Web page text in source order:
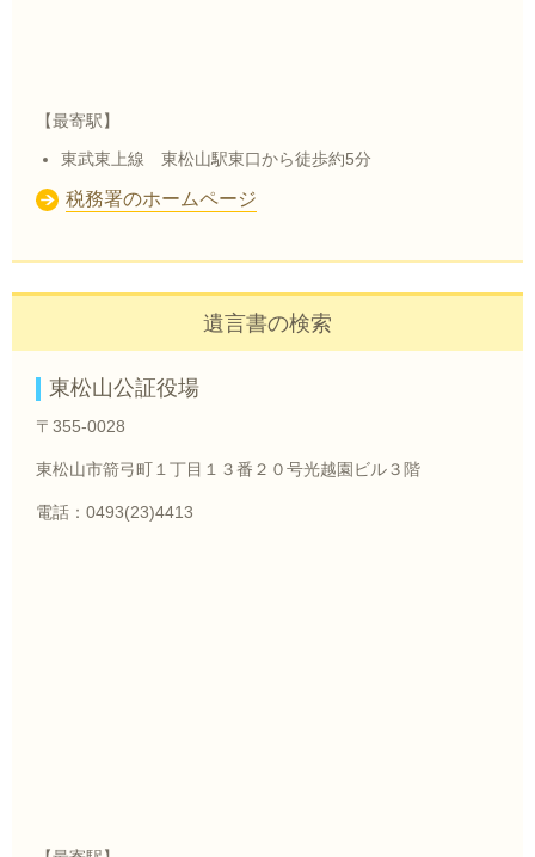
【最寄駅】
東武東上線 東松山駅東口から徒歩約5分
税務署のホームページ
遺言書の検索
東松山公証役場
〒355-0028
東松山市箭弓町１丁目１３番２０号光越園ビル３階
電話：0493(23)4413